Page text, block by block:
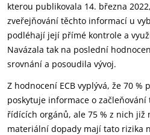
kterou publikovala 14. března
zveřejňování těchto informací u
podléhají její přímé kontrole a
Navázala tak na poslední
srovnání a posoudila vývoj.
Z hodnocení ECB vyplývá, že 70 %
poskytuje informace o
řídících orgánů, ale 75 % z nich již
materiální dopady mají tato rizika